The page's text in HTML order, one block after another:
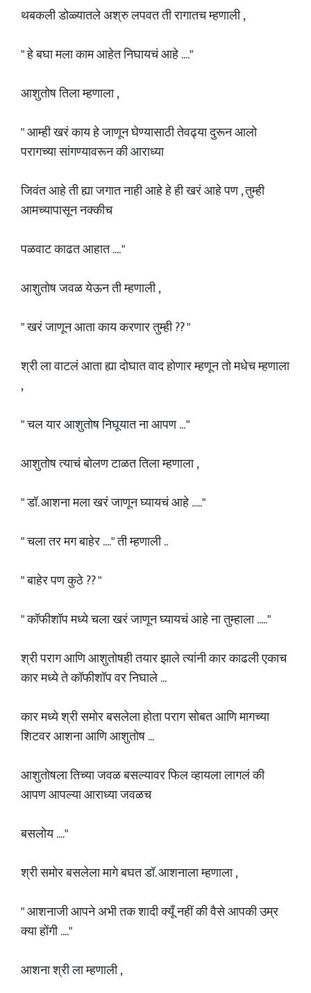
थबकली डोळ्यातले अश्रु लपवत ती रागातच म्हणाली ,
" हे बघा मला काम आहेत निघायचं आहे ...."
आशुतोष तिला म्हणाला ,
" आम्ही खरं काय हे जाणून घेण्यासाठी तेवढ्या दुरून आलो
परागच्या सांगण्यावरून की आराध्या
जिवंत आहे ती ह्या जगात नाही आहे हे ही खरं आहे पण , तुम्ही
आमच्यापासून नक्कीच
पळवाट काढत आहात .... "
आशुतोष जवळ येऊन ती म्हणाली ,
" खरं जाणून आता काय करणार तुम्ही ?? "
श्री ला वाटलं आता ह्या दोघात वाद होणार म्हणून तो मधेच म्हणाला
,
" चल यार आशुतोष निघूयात ना आपण ... "
आशुतोष त्याचं बोलण टाळत तिला म्हणाला ,
" डॉ. आशना मला खरं जाणून घ्यायचं आहे ....."
" चला तर मग बाहेर ...." ती म्हणाली ..
" बाहेर पण कुठे ?? "
" कॉफीशॉप मध्ये चला खरं जाणून घ्यायचं आहे ना तुम्हाला ....."
श्री पराग आणि आशुतोषही तयार झाले त्यांनी कार काढली एकाच
कार मध्ये ते कॉफीशॉप वर निघाले ...
कार मध्ये श्री समोर बसलेला होता पराग सोबत आणि मागच्या
शिटवर आशना आणि आशुतोष ...
आशुतोषला तिच्या जवळ बसल्यावर फिल व्हायला लागलं की
आपण आपल्या आराध्या जवळच
बसलोय ...."
श्री समोर बसलेला मागे बघत डॉ. आशनाला म्हणाला ,
" आशनाजी आपने अभी तक शादी क्यूँ नहीं की वैसे आपकी उम्र
क्या होंगी ...."
आशना श्री ला म्हणाली ,